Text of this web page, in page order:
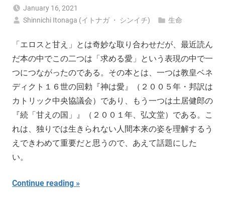
January 16, 2021
Shinnichi Itonaga (イトナガ ・ シンイチ)
生命
「エロスと甘え」とは奇妙な取り合わせだが、最近読ん
だ本の中でこの二つは「求める愛」という表現の中で一
つにつながったのである。その本とは、一つは教皇ベネ
ディクト１６世の回勅『神は愛』（２００５年・邦訳は
カトリック中央協議会）であり、もう一つは土居健郎の
『続「甘えの国」』（２００１年、弘文堂）である。こ
れは、独りでは生きられない人間本来の姿を理解するう
えできわめて重要だと思うので、あえて話題にした
い。
Continue reading